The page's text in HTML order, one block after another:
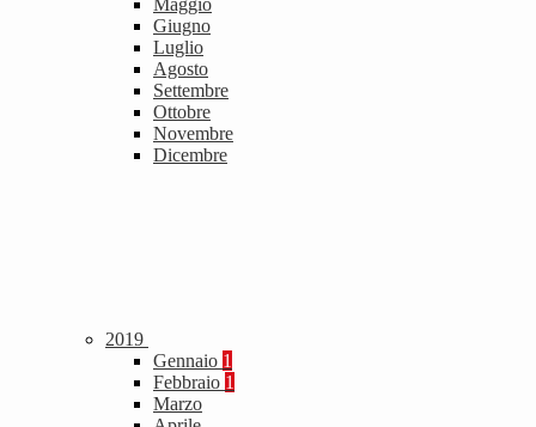
Maggio
Giugno
Luglio
Agosto
Settembre
Ottobre
Novembre
Dicembre
2019
Gennaio 1
Febbraio 1
Marzo